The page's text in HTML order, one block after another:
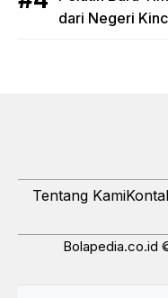
dari Negeri
Tentang Kami
Bolapedia.co.id